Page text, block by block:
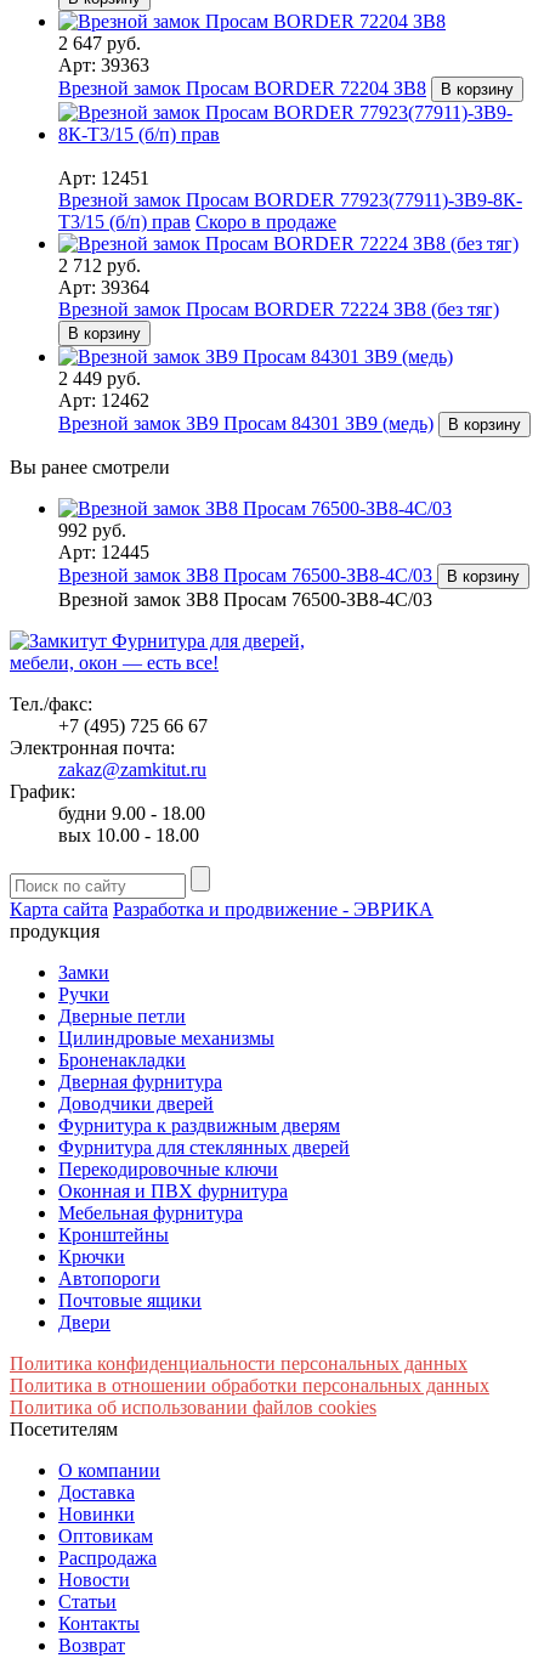
2 647 руб.
Арт: 39363
Врезной замок Просам BORDER 72204 ЗВ8
В корзину
Арт: 12451
Врезной замок Просам BORDER 77923(77911)-ЗВ9-8К-
Т3/15 (б/п) прав Скоро в продаже
2 712 руб.
Арт: 39364
Врезной замок Просам BORDER 72224 ЗВ8 (без тяг)
В корзину
2 449 руб.
Арт: 12462
Врезной замок ЗВ9 Просам 84301 ЗВ9 (медь)
В корзину
Вы ранее смотрели
992 руб.
Арт: 12445
Врезной замок ЗВ8 Просам 76500-ЗВ8-4С/03
В корзину
Врезной замок ЗВ8 Просам 76500-ЗВ8-4С/03
Фурнитура для дверей,
мебели, окон — есть все!
Тел./факс:
+7 (495) 725 66 67
Электронная почта:
zakaz@zamkitut.ru
График:
будни 9.00 - 18.00
вых 10.00 - 18.00
Карта сайта Разработка и продвижение - ЭВРИКА
продукция
Замки
Ручки
Дверные петли
Цилиндровые механизмы
Броненакладки
Дверная фурнитура
Доводчики дверей
Фурнитура к раздвижным дверям
Фурнитура для стеклянных дверей
Перекодировочные ключи
Оконная и ПВХ фурнитура
Мебельная фурнитура
Кронштейны
Крючки
Автопороги
Почтовые ящики
Двери
Политика конфиденциальности персональных данных
Политика в отношении обработки персональных данных
Политика об использовании файлов cookies
Посетителям
О компании
Доставка
Новинки
Оптовикам
Распродажа
Новости
Статьи
Контакты
Возврат